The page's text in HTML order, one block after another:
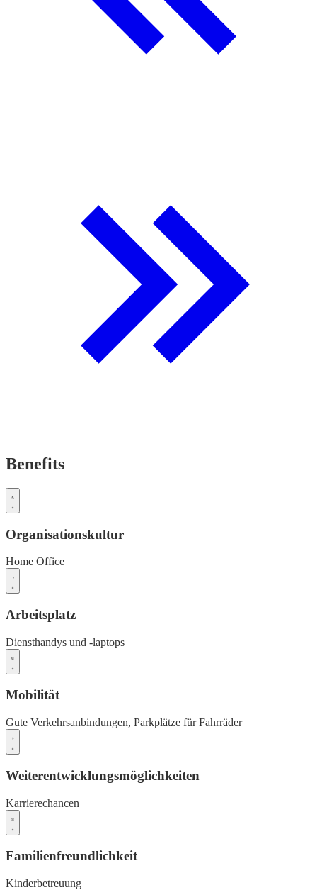
Benefits
Organisationskultur
Home Office
Arbeitsplatz
Diensthandys und -laptops
Mobilität
Gute Verkehrsanbindungen, Parkplätze für Fahrräder
Weiterentwicklungsmöglichkeiten
Karrierechancen
Familienfreundlichkeit
Kinderbetreuung